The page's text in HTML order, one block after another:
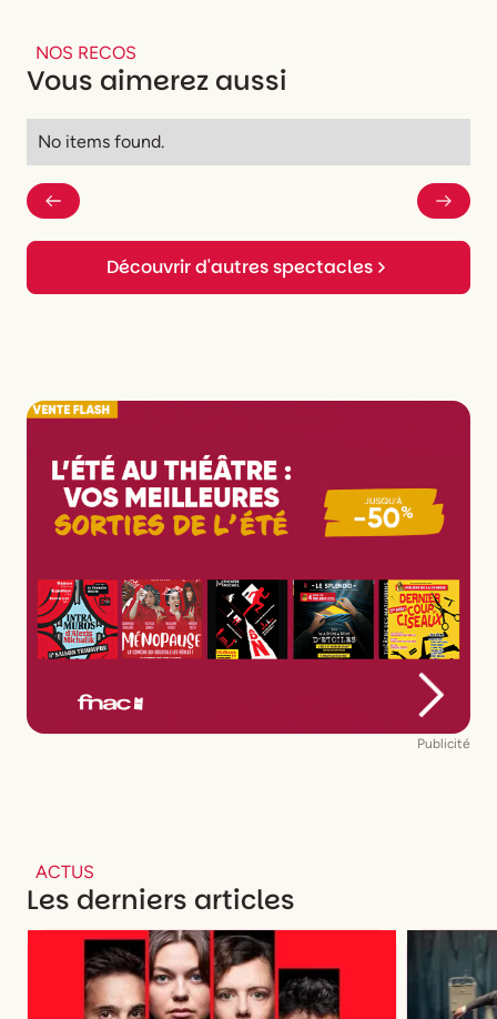
Anne Le Guernec, Patrick Zard'
NOS RECOS
Vous aimerez aussi
No items found.
Découvrir d'autres spectacles
Publicité
ACTUS
Les derniers articles